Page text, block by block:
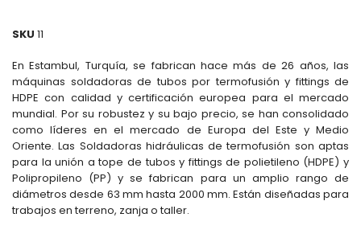
SKU 11
En Estambul, Turquía, se fabrican hace más de 26 años, las
máquinas soldadoras de tubos por termofusión y fittings de
HDPE con calidad y certificación europea para el mercado
mundial. Por su robustez y su bajo precio, se han consolidado
como líderes en el mercado de Europa del Este y Medio
Oriente. Las Soldadoras hidráulicas de termofusión son aptas
para la unión a tope de tubos y fittings de polietileno (HDPE) y
Polipropileno (PP) y se fabrican para un amplio rango de
diámetros desde 63 mm hasta 2000 mm. Están diseñadas para
trabajos en terreno, zanja o taller.